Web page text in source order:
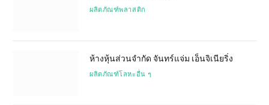
ผลิตภัณฑ์พลาสติก
ห้างหุ้นส่วนจำกัด จันทร์แจ่ม เอ็นจิเนียริ่ง
ผลิตภัณฑ์โลหะอื่น ๆ